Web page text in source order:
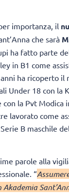
importanza, il
che sarà
ha fatto parte
in B1 come
ha ricoperto il
Under 18 con la
con la Pvt Modica
lavorato come
B maschile
parole alla
“
Akademia